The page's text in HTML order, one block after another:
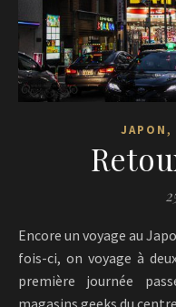
JAPON ,
Encore un voyage au Japon ? La réponse est OUI ! Mais cette
fois-ci, on voyage à
première journée
magasins geeks du